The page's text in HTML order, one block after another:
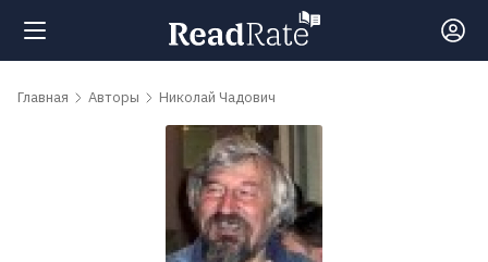
Поиск
Главная Авторы Николай Чадович